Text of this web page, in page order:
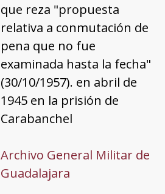
que reza "propuesta
relativa a conmutación de
pena que no fue
examinada hasta la fecha"
(30/10/1957). en abril de
1945 en la prisión de
Carabanchel
Archivo General Militar de
Guadalajara